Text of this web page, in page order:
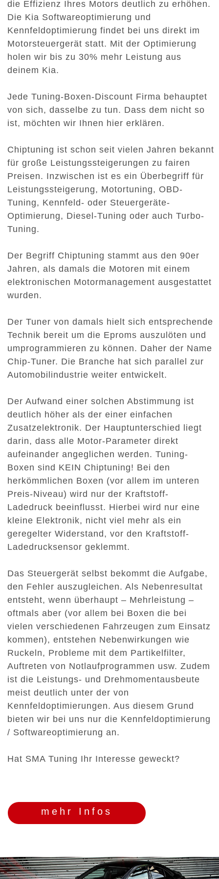
die Effizienz Ihres Motors deutlich zu erhöhen.
Die Kia Softwareoptimierung und
Kennfeldoptimierung findet bei uns direkt im
Motorsteuergerät statt. Mit der Optimierung
holen wir bis zu 30% mehr Leistung aus
deinem Kia.
Jede Tuning-Boxen-Discount Firma behauptet
von sich, dasselbe zu tun. Dass dem nicht so
ist, möchten wir Ihnen hier erklären.
Chiptuning ist schon seit vielen Jahren bekannt
für große Leistungssteigerungen zu fairen
Preisen. Inzwischen ist es ein Überbegriff für
Leistungssteigerung, Motortuning, OBD-
Tuning, Kennfeld- oder Steuergeräte-
Optimierung, Diesel-Tuning oder auch Turbo-
Tuning.
Der Begriff Chiptuning stammt aus den 90er
Jahren, als damals die Motoren mit einem
elektronischen Motormanagement ausgestattet
wurden.
Der Tuner von damals hielt sich entsprechende
Technik bereit um die Eproms auszulöten und
umprogrammieren zu können. Daher der Name
Chip-Tuner. Die Branche hat sich parallel zur
Automobilindustrie weiter entwickelt.
Der Aufwand einer solchen Abstimmung ist
deutlich höher als der einer einfachen
Zusatzelektronik. Der Hauptunterschied liegt
darin, dass alle Motor-Parameter direkt
aufeinander angeglichen werden. Tuning-
Boxen sind KEIN Chiptuning! Bei den
herkömmlichen Boxen (vor allem im unteren
Preis-Niveau) wird nur der Kraftstoff-
Ladedruck beeinflusst. Hierbei wird nur eine
kleine Elektronik, nicht viel mehr als ein
geregelter Widerstand, vor den Kraftstoff-
Ladedrucksensor geklemmt.
Das Steuergerät selbst bekommt die Aufgabe,
den Fehler auszugleichen. Als Nebenresultat
entsteht, wenn überhaupt – Mehrleistung –
oftmals aber (vor allem bei Boxen die bei
vielen verschiedenen Fahrzeugen zum Einsatz
kommen), entstehen Nebenwirkungen wie
Ruckeln, Probleme mit dem Partikelfilter,
Auftreten von Notlaufprogrammen usw. Zudem
ist die Leistungs- und Drehmomentausbeute
meist deutlich unter der von
Kennfeldoptimierungen. Aus diesem Grund
bieten wir bei uns nur die Kennfeldoptimierung
/ Softwareoptimierung an.
Hat SMA Tuning Ihr Interesse geweckt?
mehr Infos